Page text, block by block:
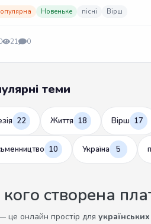
Новеньке пісні Вірш
21 0
теми
22 Життя 18 Вірш 17
10 Україна 5
створена
це онлайн простір для